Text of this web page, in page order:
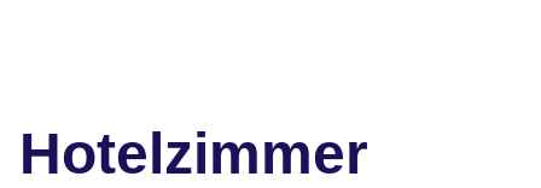
Hotelzimmer